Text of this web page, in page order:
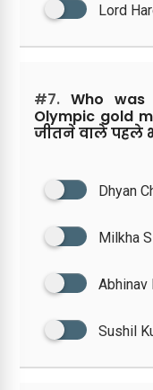
Lord
#7. Who
Olympic gold
जीतने वाले पहले
Dhyan
Milkha
Abhinav
Sushil